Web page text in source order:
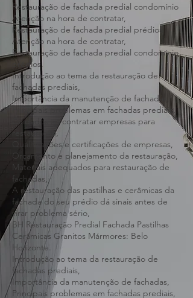
Restauração de fachada predial condomínio
prédios Atenção na hora de contratar,
Restauração de fachada predial condomínio
Atenção na hora de contratar,
Restauração de fachada predial prédios
Atenção na hora de contratar,
Restauração de fachada predial condomínio
prédios,
Introdução ao tema da restauração de
fachadas prediais,
Importância da manutenção de fachadas,
Principais problemas em fachadas prediais,
Cuidados ao contratar empresas para
restauração,
Qualificações e certificações de empresas,
Orçamento e planejamento da restauração,
Materiais adequados para restauração de
fachadas,
A restauração das pastilhas e cerâmicas da
fachada do seu prédio dá sinais antes de
virar problema sério,
BH Restauração Predial Fachada Pastilhas
Cerâmicas Granitos Mármores: Belo
Horizonte.
Introdução ao tema da restauração de
fachadas prediais,